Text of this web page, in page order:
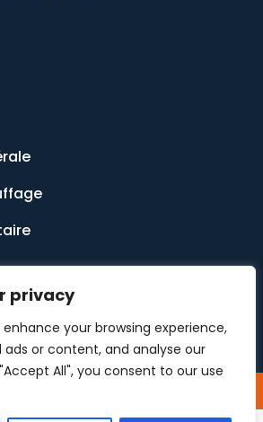
privacy
your browsing experience,
ads or content, and analyse our
All", you consent to our use
Dépannage plombier Lyon - All